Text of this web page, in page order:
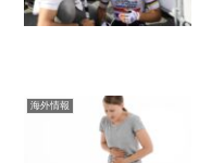
海外情報